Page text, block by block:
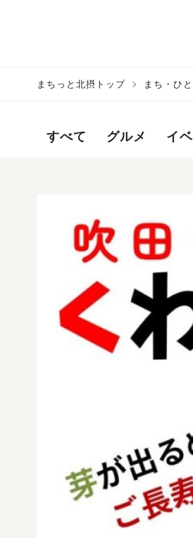
まちっと北摂トップ まち・ひ
すべて グルメ イ